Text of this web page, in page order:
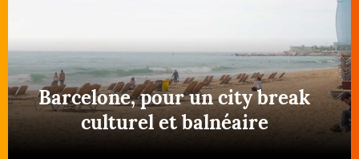
Barcelone, pour un city break
culturel et balnéaire